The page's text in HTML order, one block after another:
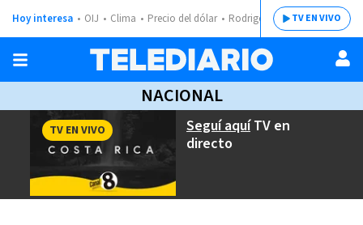
Hoy interesa OIJ Clima Precio del dólar Rodrigo ChavesTV EN VIVO
NACIONAL
Seguí aquíTV en
directo
TV EN VIVO